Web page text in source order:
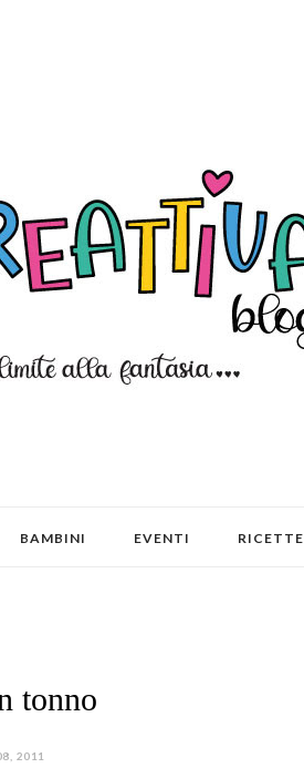
BAMBINI EVENTI RICETTE
tonno
2011